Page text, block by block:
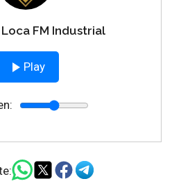
FM Industrial
Play